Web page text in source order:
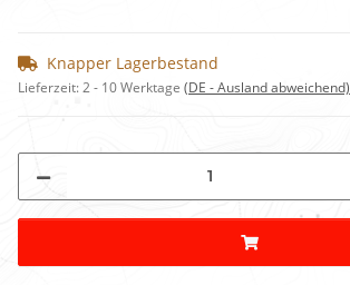
Knapper Lagerbestand
Lieferzeit:2 - 10 Werktage (DE - Ausland abweichend)